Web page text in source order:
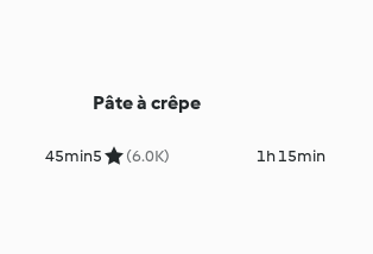
45min
Pâte à crêpe
5 (6.0K) 1h 15min